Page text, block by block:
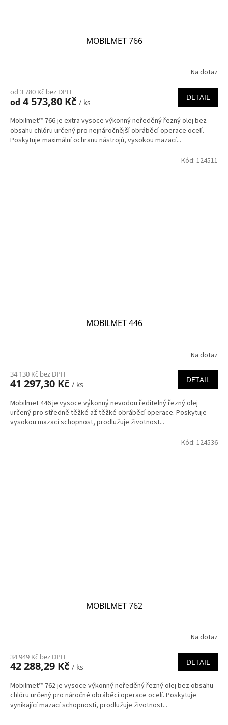
MOBILMET 766
Na dotaz
od 3 780 Kč bez DPH
od 4 573,80 Kč / ks
DETAIL
Mobilmet™ 766 je extra vysoce výkonný neředěný řezný olej bez
obsahu chlóru určený pro nejnáročnější obráběcí operace ocelí.
Poskytuje maximální ochranu nástrojů, vysokou mazací...
MOBILMET 446
Na dotaz
34 130 Kč bez DPH
41 297,30 Kč / ks
DETAIL
Mobilmet 446 je vysoce výkonný nevodou ředitelný řezný olej
určený pro středně těžké až těžké obráběcí operace. Poskytuje
vysokou mazací schopnost, prodlužuje životnost...
Kód: 124511
MOBILMET 762
Na dotaz
34 949 Kč bez DPH
42 288,29 Kč / ks
DETAIL
Mobilmet™ 762 je vysoce výkonný neředěný řezný olej bez obsahu
chlóru určený pro náročné obráběcí operace ocelí. Poskytuje
vynikající mazací schopnosti, prodlužuje životnost...
Kód: 124536